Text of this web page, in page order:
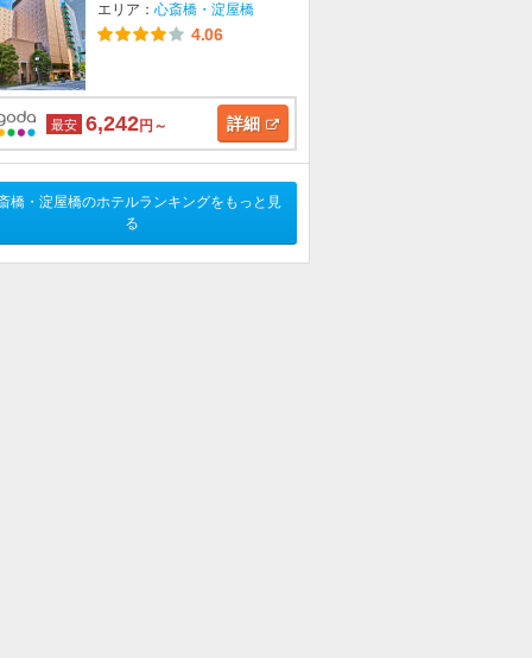
エリア： 心斎橋・淀屋橋
4.06
最安 6,242円～ 詳細
橋・淀屋橋のホテルランキングをもっと見
る